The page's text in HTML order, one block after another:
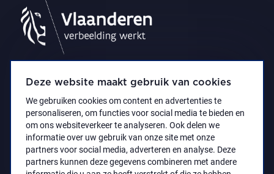
Deze website maakt gebruik van cookies
We gebruiken cookies om content en advertenties te
personaliseren, om functies voor social media te bieden en
om ons websiteverkeer te analyseren. Ook delen we
informatie over uw gebruik van onze site met onze
partners voor social media, adverteren en analyse. Deze
partners kunnen deze gegevens combineren met andere
Privacyverklaring Toegankelijkheidsverklaring